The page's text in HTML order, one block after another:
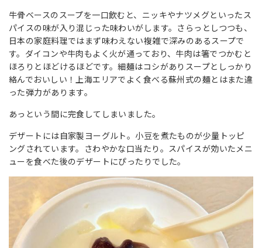
牛骨ベースのスープを一口飲むと、ニッキやナツメグといったス
パイスの味が入り混じった味わいがします。さらっとしつつも、
日本の家庭料理ではまず味わえない複雑で深みのあるスープで
す。ダイコンや牛肉もよく火が通っており、牛肉は箸でつかむと
ほろりとほどけるほどです。細麺はコシがありスープとしっかり
絡んでおいしい！上海エリアでよく食べる蘇州式の麺とはまた違
った弾力があります。
あっという間に完食してしまいました。
デザートには自家製ヨーグルト。小豆を煮たものが少量トッピ
ングされています。さわやかな口当たり。スパイスが効いたメニ
ューを食べた後のデザートにぴったりでした。